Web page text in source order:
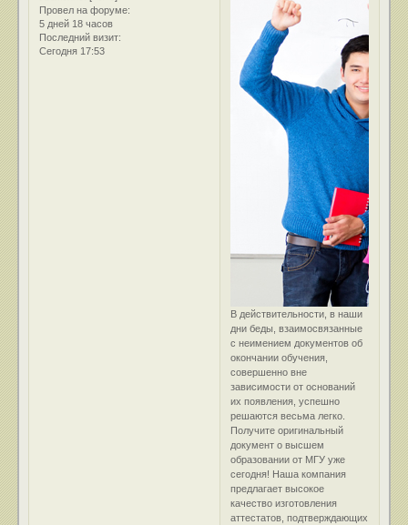
Провел на форуме:
5 дней 18 часов
Последний визит:
Сегодня 17:53
В действительности, в наши
дни беды, взаимосвязанные
с неимением документов об
окончании обучения,
совершенно вне
зависимости от оснований
их появления, успешно
решаются весьма легко.
Получите оригинальный
документ о высшем
образовании от МГУ уже
сегодня! Наша компания
предлагает высокое
качество изготовления
аттестатов, подтверждающих